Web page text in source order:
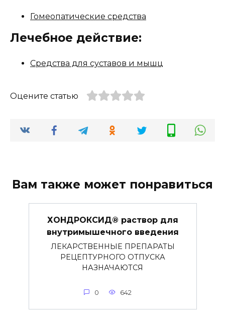
Гомеопатические средства
Лечебное действие:
Средства для суставов и мышц
Оцените статью
Вам также может понравиться
ХОНДРОКСИД® раствор для
внутримышечного введения
ЛЕКАРСТВЕННЫЕ ПРЕПАРАТЫ
РЕЦЕПТУРНОГО ОТПУСКА
НАЗНАЧАЮТСЯ
0 642